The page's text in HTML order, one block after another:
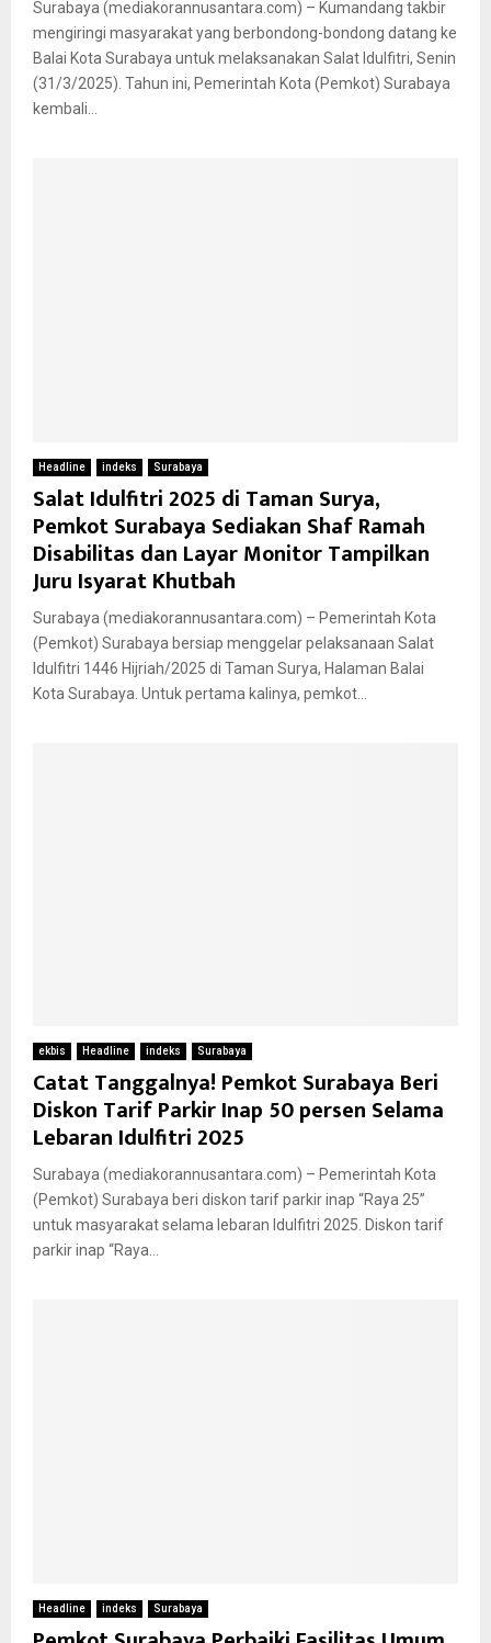
Surabaya (mediakorannusantara.com) – Kumandang takbir
mengiringi masyarakat yang berbondong-bondong datang ke
Balai Kota Surabaya untuk melaksanakan Salat Idulfitri, Senin
(31/3/2025). Tahun ini, Pemerintah Kota (Pemkot) Surabaya
kembali...
Headline indeks Surabaya
Salat Idulfitri 2025 di Taman Surya,
Pemkot Surabaya Sediakan Shaf Ramah
Disabilitas dan Layar Monitor Tampilkan
Juru Isyarat Khutbah
Surabaya (mediakorannusantara.com) – Pemerintah Kota
(Pemkot) Surabaya bersiap menggelar pelaksanaan Salat
Idulfitri 1446 Hijriah/2025 di Taman Surya, Halaman Balai
Kota Surabaya. Untuk pertama kalinya, pemkot...
ekbis Headline indeks Surabaya
Catat Tanggalnya! Pemkot Surabaya Beri
Diskon Tarif Parkir Inap 50 persen Selama
Lebaran Idulfitri 2025
Surabaya (mediakorannusantara.com) – Pemerintah Kota
(Pemkot) Surabaya beri diskon tarif parkir inap “Raya 25”
untuk masyarakat selama lebaran Idulfitri 2025. Diskon tarif
parkir inap “Raya...
Headline indeks Surabaya